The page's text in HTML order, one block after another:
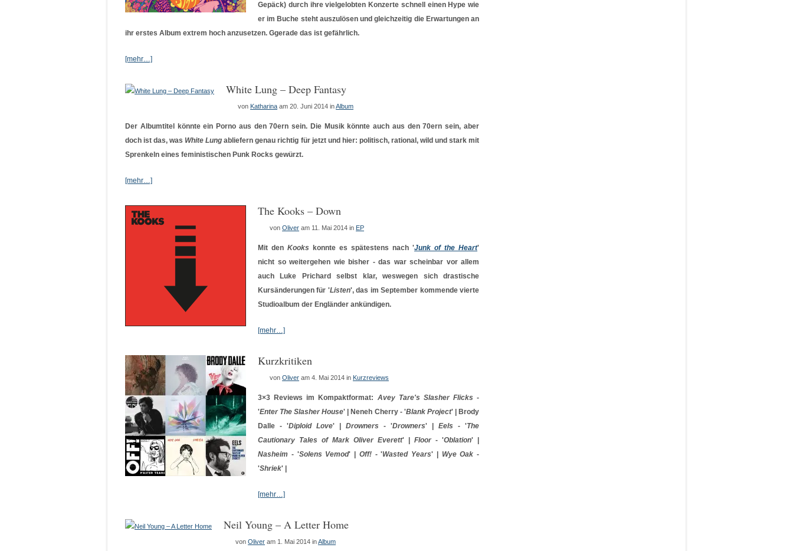
Gepäck) durch ihre vielgelobten Konzerte schnell einen Hype wie
er im Buche steht auszulösen und gleichzeitig die Erwartungen an
ihr erstes Album extrem hoch anzusetzen. Ggerade das ist gefährlich.
[mehr…]
White Lung – Deep Fantasy
von Katharina am 20. Juni 2014 inAlbum
Der Albumtitel könnte ein Porno aus den 70ern sein. Die Musik könnte auch aus den 70ern sein, aber
doch ist das, was White Lung abliefern genau richtig für jetzt und hier: politisch, rational, wild und stark mit
Sprenkeln eines feministischen Punk Rocks gewürzt.
[mehr…]
The Kooks – Down
von Oliver am 11. Mai 2014 in EP
Mit den Kooks konnte es spätestens nach 'Junk of the Heart'
nicht so weitergehen wie bisher - das war scheinbar vor allem
auch Luke Prichard selbst klar, weswegen sich drastische
Kursänderungen für 'Listen', das im September kommende vierte
Studioalbum der Engländer ankündigen.
[mehr…]
Kurzkritiken
von Oliver am 4. Mai 2014 in Kurzreviews
3×3 Reviews im Kompaktformat: Avey Tare's Slasher Flicks -
'Enter The Slasher House' | Neneh Cherry - 'Blank Project' | Brody
Dalle - 'Diploid Love' | Drowners - 'Drowners' | Eels - 'The
Cautionary Tales of Mark Oliver Everett' | Floor - 'Oblation' |
Nasheim - 'Solens Vemod' | Off!- 'Wasted Years' | Wye Oak -
'Shriek' |
[mehr…]
Neil Young – A Letter Home
von Oliver am 1. Mai 2014 inAlbum